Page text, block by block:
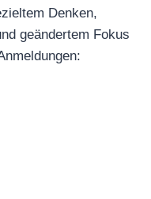
Denken,
geändertem Fokus